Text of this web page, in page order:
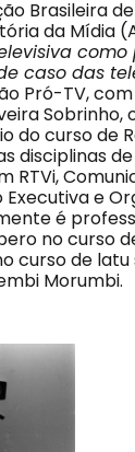
Brasileira de
da Mídia
como
caso das
Pró-TV,
Sobrinho,
do curso de
disciplinas
RTVi,
Executiva e
é
no curso
curso de latu
Morumbi.